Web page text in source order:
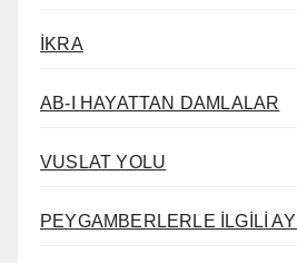
İKRA
AB-I HAYATTAN DAMLALAR
VUSLAT YOLU
PEYGAMBERLERLE İLGİLİ